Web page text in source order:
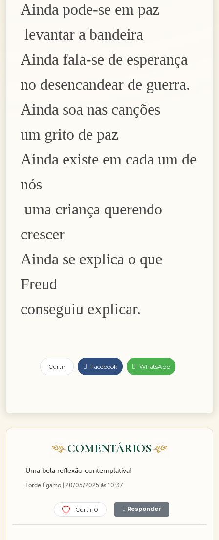
Ainda pode-se em paz
levantar a bandeira
Ainda fala-se de esperança
no desencandear de guerra.
Ainda soa nas canções
um grito de paz
Ainda existe em cada um de
nós
uma criança querendo
crescer
Ainda se explica o que
Freud
conseguiu explicar.
Curtir Facebook WhatsApp
COMENTÁRIOS
Uma bela reflexão contemplativa!
Lorde Égamo | 20/05/2025 ás 10:37
Curtir 0 Responder